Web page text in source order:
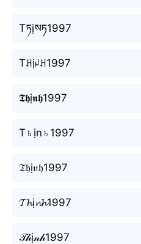
Tཏịསཏ1997
Tꃅịꈤꃅ1997
𝕿𝖍ị𝖓𝖍1997
T♄ịn♄1997
𝔗𝔥ị𝔫𝔥1997
𝓣𝓱ị𝓷𝓱1997
𝒯𝒽ị𝓃𝒽1997